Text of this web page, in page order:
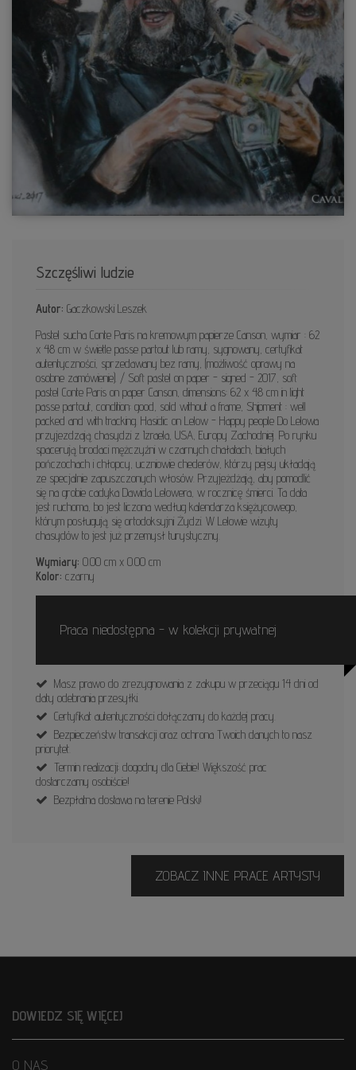
Szczęśliwi ludzie
Autor: Gaczkowski Leszek
Pastel sucha Conte Paris na kremowym papierze Canson, wymiar : 62
x 48 cm w świetle passe partout lub ramy, sygnowany, certyfikat
autentyczności, sprzedawany bez ramy, (możliwość oprawy na
osobne zamówienie). / Soft pastel on paper - signed - 2017, soft
pastel Conte Paris on paper Canson, dimensions: 62 x 48 cm in light
passe partout, condition: good, sold without a frame, Shipment : well
packed and with tracking. Hasidic on Lelow - Happy people Do Lelowa
przyjezdzają chasydzi z Izraela, USA, Europy Zachodniej. Po rynku
spacerują brodaci mężczyźni w czarnych chałatach, białych
pończochach i chłopcy, uczniowie chederów, którzy pejsy układają
ze specjalnie zapuszczonych włosów. Przyjeżdżają, aby pomodlić
się na grobie cadyka Dawida Lelowera, w rocznicę śmierci. Ta data
jest ruchoma, bo jest liczona według kalendarza księżycowego,
którym posługują się ortodoksyjni Żydzi. W Lelowie wizyty
chasydów to jest już przemysł turystyczny.
Wymiary: 0.00 cm x 0.00 cm
Kolor: czarny
Praca niedostępna - w kolekcji prywatnej
Masz prawo do zrezygnowania z zakupu w przeciągu 14 dni od
daty odebrania przesyłki.
Certyfikat autentyczności dołączamy do każdej pracy.
Bezpieczeństw transakcji oraz ochrona Twoich danych to nasz
priorytet.
Termin realizacji: dogodny dla Ciebie! Większość prac
dostarczamy osobiście!
Bezpłatna dostawa na terenie Polski!
ZOBACZ INNE PRACE ARTYSTY
DOWIEDZ SIĘ WIĘCEJ
O NAS